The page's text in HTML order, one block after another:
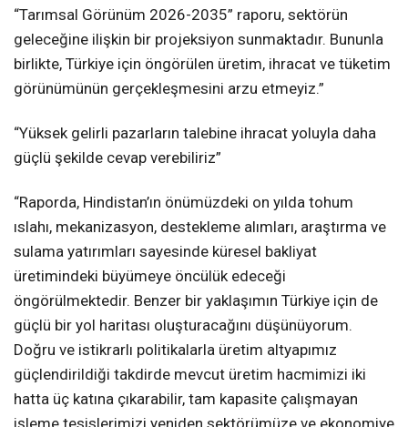
“Tarımsal Görünüm 2026-2035” raporu, sektörün
geleceğine ilişkin bir projeksiyon sunmaktadır. Bununla
birlikte, Türkiye için öngörülen üretim, ihracat ve tüketim
görünümünün gerçekleşmesini arzu etmeyiz.”
“Yüksek gelirli pazarların talebine ihracat yoluyla daha
güçlü şekilde cevap verebiliriz”
“Raporda, Hindistan’ın önümüzdeki on yılda tohum
ıslahı, mekanizasyon, destekleme alımları, araştırma ve
sulama yatırımları sayesinde küresel bakliyat
üretimindeki büyümeye öncülük edeceği
öngörülmektedir. Benzer bir yaklaşımın Türkiye için de
güçlü bir yol haritası oluşturacağını düşünüyorum.
Doğru ve istikrarlı politikalarla üretim altyapımız
güçlendirildiği takdirde mevcut üretim hacmimizi iki
hatta üç katına çıkarabilir, tam kapasite çalışmayan